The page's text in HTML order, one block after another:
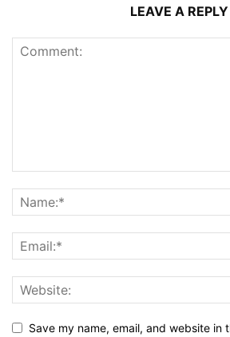
LEAVE A REPLY
Save my name, email, and website in